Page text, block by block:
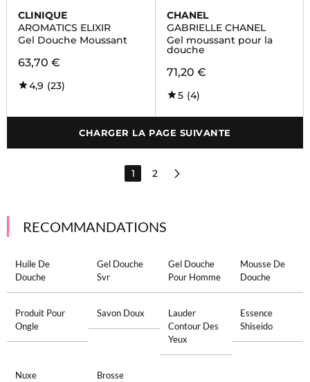
CLINIQUE
AROMATICS ELIXIR
Gel Douche Moussant
63,70 €
4,9 (23)
CHANEL
GABRIELLE CHANEL
Gel moussant pour la
douche
71,20 €
5 (4)
CHARGER LA PAGE SUIVANTE
1 2
RECOMMANDATIONS
Huile De
Douche
Gel Douche
Svr
Gel Douche
Pour Homme
Mousse De
Douche
Produit Pour
Ongle
Savon Doux
Lauder
Contour Des
Yeux
Essence
Shiseido
Nuxe
Brosse